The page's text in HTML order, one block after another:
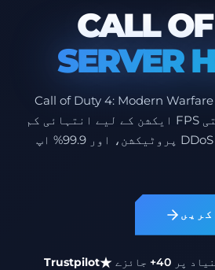
CALL
SERVER
اعلیٰ کارکردگی والی Call of Duty 4: Modern Warfare
سرور ہوسٹنگ۔ مسابقتی FPS ایکشن کے لیے انتہائی کم
لیٹنسی، ملٹری گریڈ DDoS پروٹیکشن، اور 99.9% اپ
کریں
پر 40+ جائزے Trustpilot